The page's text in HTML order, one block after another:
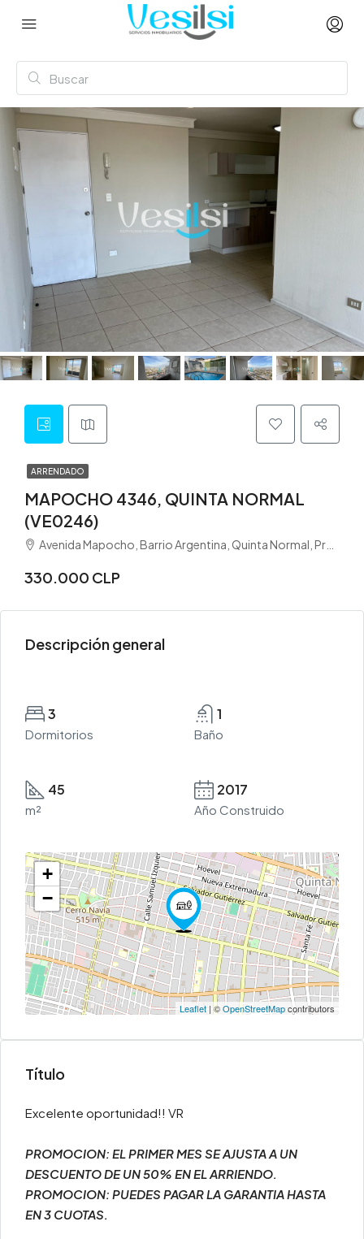
ARRENDADO
MAPOCHO 4346, QUINTA NORMAL
(VE0246)
Avenida Mapocho, Barrio Argentina, Quinta Normal, Provincia de Santiago, Región Metropolitana de Santiago, 8500445, Chile
330.000 CLP
Descripción general
3
Dormitorios
1
Baño
45
m²
2017
Año Construido
+
−
Leaflet| ©OpenStreetMapcontributors
Título
Excelente oportunidad!! VR
PROMOCION: EL PRIMER MES SE AJUSTA A UN
DESCUENTO DE UN 50% EN EL ARRIENDO.
PROMOCION: PUEDES PAGAR LA GARANTIA HASTA
EN 3 CUOTAS.